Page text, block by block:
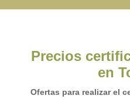
Precios
en
Ofertas para realizar el